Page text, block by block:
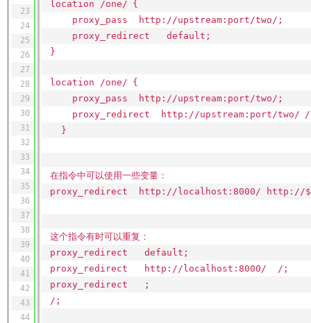
23
24
25
26
27
28
29
30
31
32
33
34
35
36
37
38
39
40
41
42
43
44
location /one/ {
proxy_pass http: //upstream :port/two/ ;
proxy_redirect default;
}
location /one/ {
proxy_pass http: //upstream :port/two/ ;
proxy_redirect http: //upstream :port/two/ /
}
在指令中可以使用一些变量：
proxy_redirect http: //localhost :8000/ http: //
这个指令有时可以重复：
proxy_redirect default;
proxy_redirect http: //localhost :8000/ /;
proxy_redirect ;
/;